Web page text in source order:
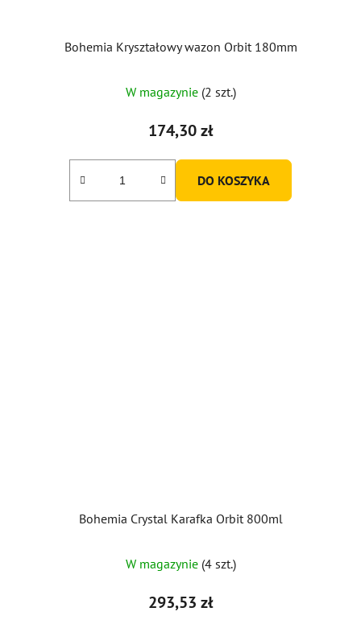
Bohemia Kryształowy wazon Orbit 180mm
W magazynie (2 szt.)
174,30 zł
DO KOSZYKA
Bohemia Crystal Karafka Orbit 800ml
W magazynie (4 szt.)
293,53 zł